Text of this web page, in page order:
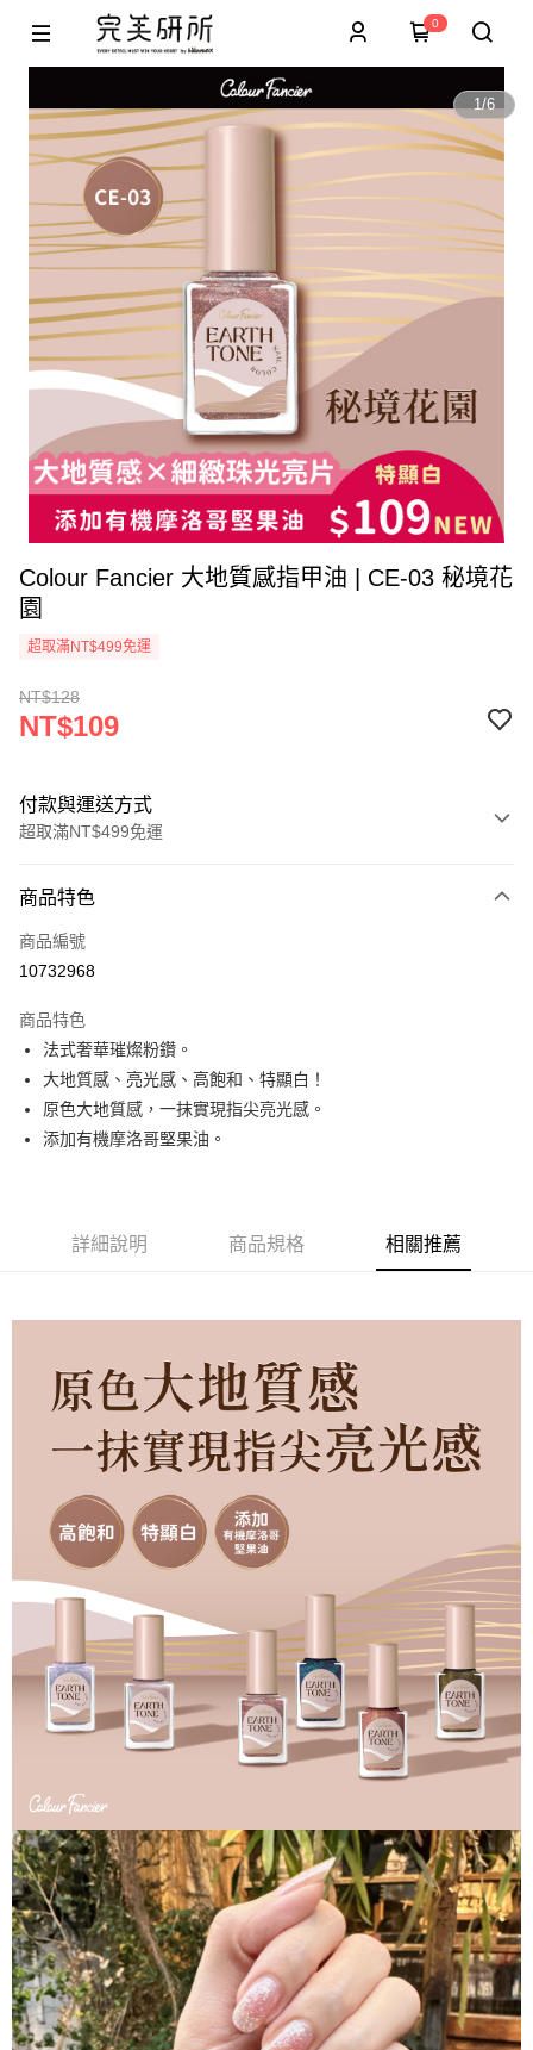
0
1/6
Colour Fancier 大地質感指甲油 | CE-03 秘境花
園
超取滿NT$499免運
NT$128
NT$109
付款與運送方式
超取滿NT$499免運
信用卡一次付款
超商取貨付款
Apple Pay
街口支付
悠遊付
每筆NT$9,999
黑貓宅急便
每筆NT$100，滿NT$699(含以上)免運費
商品特色
商品編號
10732968
商品特色
法式奢華璀燦粉鑽。
大地質感、亮光感、高飽和、特顯白！
原色大地質感，一抹實現指尖亮光感。
添加有機摩洛哥堅果油。
詳細說明 商品規格 相關推薦